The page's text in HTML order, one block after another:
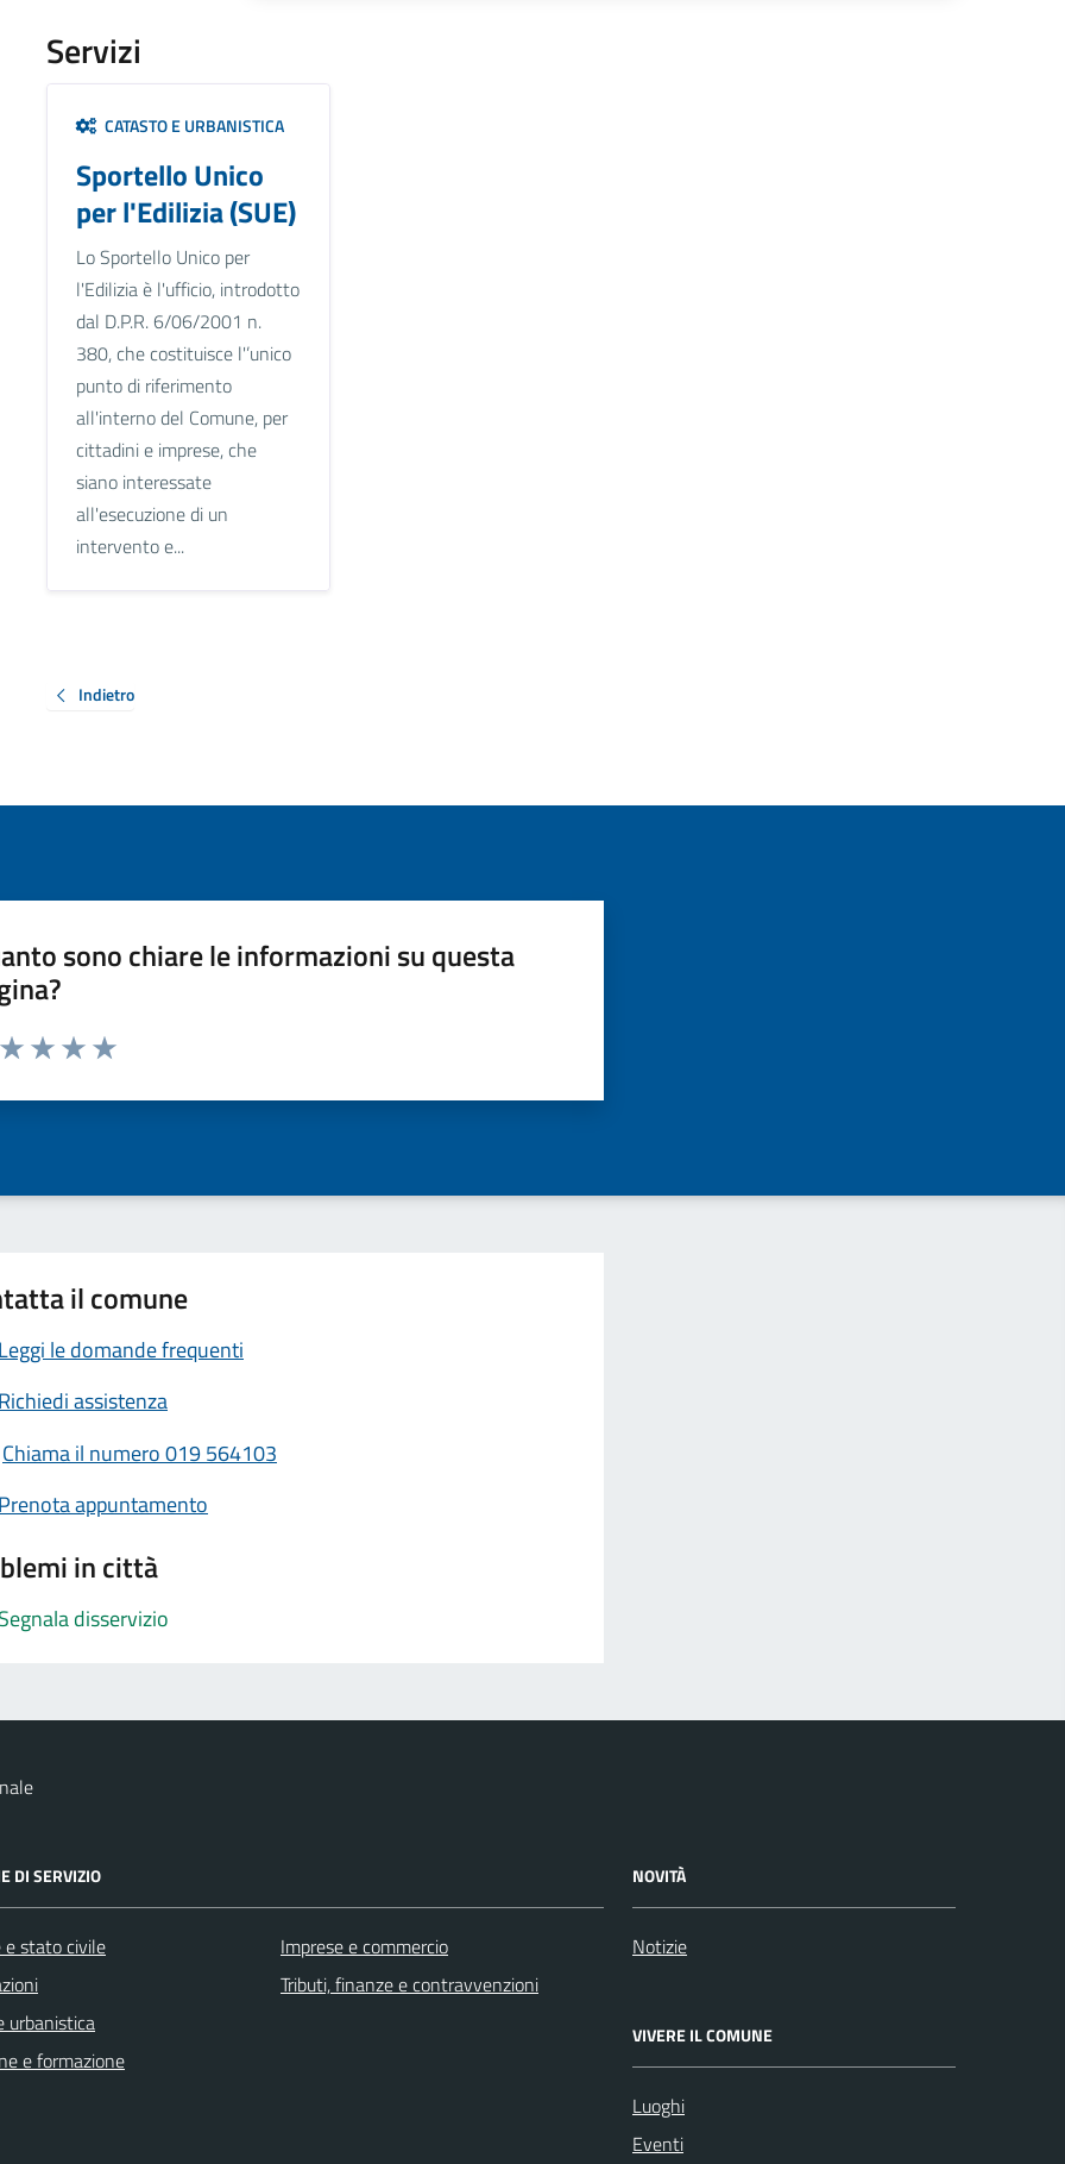
Servizi
CATASTO E URBANISTICA
Sportello Unico
per l'Edilizia (SUE)
Lo Sportello Unico per
l'Edilizia è l'ufficio, introdotto
dal D.P.R. 6/06/2001 n.
380, che costituisce l'’unico
punto di riferimento
all'interno del Comune, per
cittadini e imprese, che
siano interessate
all'esecuzione di un
intervento e...
Indietro
sono chiare le informazioni su questa
da 1 a 5 stelle la pagina
il comune
Leggi le domande frequenti
Richiedi assistenza
Chiama il numero 019 564103
Prenota appuntamento
in città
Segnala disservizio
DI SERVIZIO
e stato civile
urbanistica
e formazione
Imprese e commercio
Tributi, finanze e contravvenzioni
NOVITÀ
Notizie
VIVERE IL COMUNE
Luoghi
Eventi